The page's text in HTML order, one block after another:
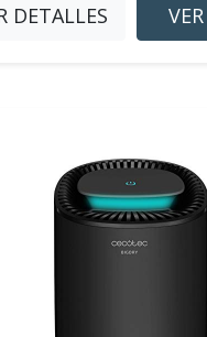
DETALLES